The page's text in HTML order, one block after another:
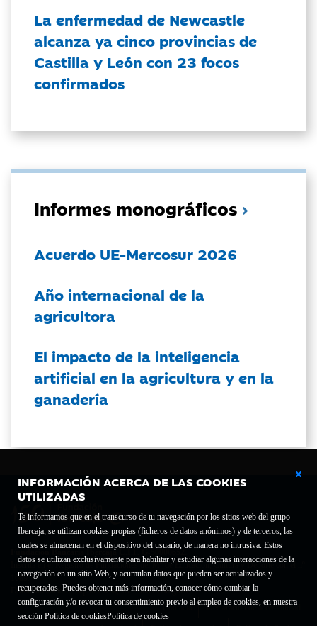
INFORMACIÓN ACERCA DE LAS COOKIES
UTILIZADAS
Te informamos que en el transcurso de tu navegación por los sitios web del grupo
Ibercaja, se utilizan cookies propias (ficheros de datos anónimos) y de terceros, las
cuales se almacenan en el dispositivo del usuario, de manera no intrusiva. Estos
datos se utilizan exclusivamente para habilitar y estudiar algunas interacciones de la
navegación en un sitio Web, y acumulan datos que pueden ser actualizados y
recuperados. Puedes obtener más información, conocer cómo cambiar la
configuración y/o revocar tu consentimiento previo al empleo de cookies, en nuestra
sección Política de cookiesPolítica de cookies
La enfermedad de Newcastle
alcanza ya cinco provincias de
Castilla y León con 23 focos
confirmados
Informes monográficos
Acuerdo UE-Mercosur 2026
Año internacional de la
agricultora
El impacto de la inteligencia
artificial en la agricultura y en la
ganadería
Fundación Bancaria Ibercaja C.I.F. G-50000652.
Inscrita en el Registro de Fundaciones del Mº de Educación, Cultura y Deporte con el nº
1689.
Domicilio social: Joaquín Costa, 13. 50001 Zaragoza.
Contacto
Declaración de accesibilidad